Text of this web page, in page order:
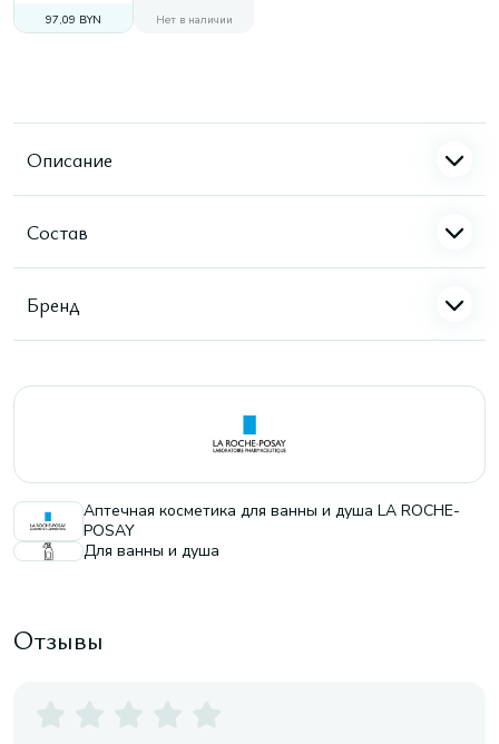
97,09 BYN Нет в наличии
Описание
Состав
Бренд
Аптечная косметика для ванны и душа LA ROCHE-
POSAY
Для ванны и душа
Отзывы